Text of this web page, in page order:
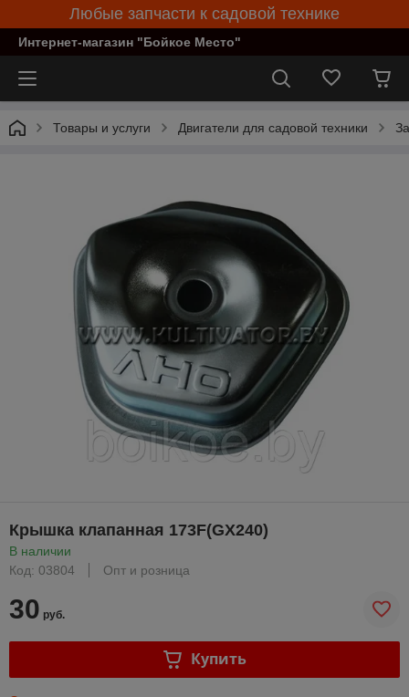
Любые запчасти к садовой технике
Интернет-магазин "Бойкое Место"
Товары и услуги Двигатели для садовой техники
Крышка клапанная 173F(GX240)
В наличии
Код: 03804
Опт и розница
30 руб.
Купить